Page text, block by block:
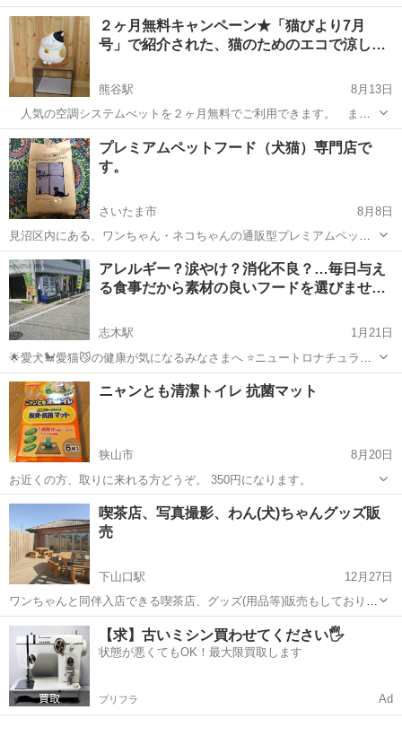
ありがとうございます。 【商品説明】 ペットキャリーカート 折りた
たみ可能です。 当店価格¥6800(税込)...
埼玉 比企郡 小川町駅
２ヶ月無料キャンペーン★「猫びより7月
号」で紹介された、猫のためのエコで涼し
熊谷駅
8月13日
人気の空調システムべットを２ヶ月無料でご利用できます。 まだ
まだ残暑の残る１０月まで実際にあなたの猫や犬に快適な空間を提供
して下さい。 エアコンをつけようか迷う今の時期に安心して留守
にすることも可能です。また、これか...
埼玉 熊谷市 ペット用品 月額
プレミアムペットフード（犬猫）専門店で
す。
さいたま市
8月8日
見沼区内にある、ワンちゃん・ネコちゃんの通販型プレミアムペット
フードの販売店です。 クプレラさいたま正規代理店。 クプレラの他、
C&R 、ジーナ＆フリッツ、KOMORO PREMIUMシリーズや、元トリ
マーの目線から、ケ...
埼玉 さいたま市 ペット用品
アレルギー？涙やけ？消化不良？…毎日与え
る食事だから素材の良いフードを選びませ…
志木駅
1月21日
🌟愛犬🐩愛猫😼の健康が気になるみなさまへ ⭐️ニュートロナチュラル
チョイスドッグフード、キャットフードってご存知ですか？ トウモロ
コシや小麦を使わずアレルギーが出にくいと言われるラム🐏そしてチ
キン🐓などのお肉を第一主...
埼玉 志木市 ペット用品
ニャンとも清潔トイレ 抗菌マット
狭山市
8月20日
お近くの方、取りに来れる方どうぞ。 350円になります。
埼玉 狭山市 ペット用品
喫茶店、写真撮影、わん(犬)ちゃんグッズ販
売
下山口駅
12月27日
ワンちゃんと同伴入店できる喫茶店、グッズ(用品等)販売もしておりま
す。 プロ写真家のワンちゃん撮影等も承っておりますのでお気軽にお
立寄りください。 営業時間：13:00～ [ 定休日：毎月曜日 （祝日の場
合は営業、翌...
埼玉 所沢市 下山口駅 ペット用品 喫茶店
【求】古いミシン買わせてください🖐️
状態が悪くてもOK！最大限買取します
プリフラ Ad